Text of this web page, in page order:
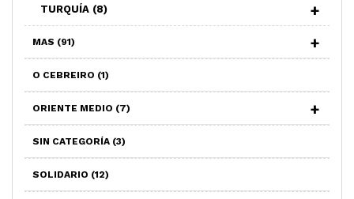
TURQUÍA (8)
MAS (91)
O CEBREIRO (1)
ORIENTE MEDIO (7)
SIN CATEGORÍA (3)
SOLIDARIO (12)